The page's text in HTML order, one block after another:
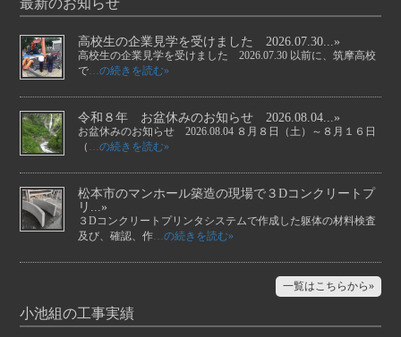
最新のお知らせ
高校生の企業見学を受けました 2026.07.30...»
高校生の企業見学を受けました 2026.07.30 以前に、筑摩高校
で…の続きを読む»
令和８年 お盆休みのお知らせ 2026.08.04...»
お盆休みのお知らせ 2026.08.04 ８月８日（土）～８月１６日
（ …の続きを読む»
松本市のマンホール築造の現場で３Dコンクリートプ
リ...»
３Dコンクリートプリンタシステムで作成した躯体の材料検査
及び、確認、作…の続きを読む»
一覧はこちらから»
小池組の工事実績